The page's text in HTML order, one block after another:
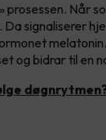
Når
signaliserer
og bidrar til en